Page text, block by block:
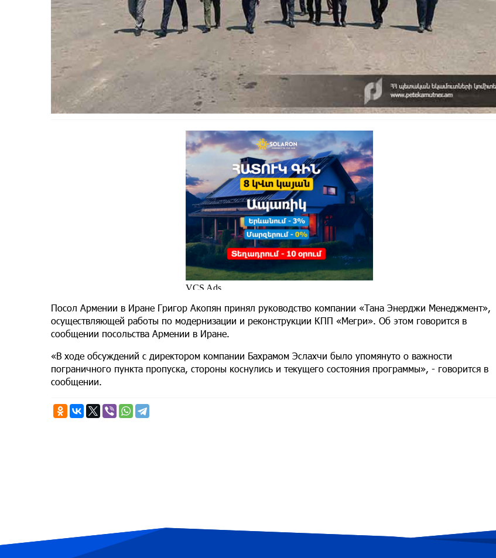
Посол Армении в Иране Григор Акопян принял руководство компании «Тана Энерджи Менеджмент»,
осуществляющей работы по модернизации и реконструкции КПП «Мегри». Об этом говорится в
сообщении посольства Армении в Иране.
«В ходе обсуждений с директором компании Бахрамом Эслахчи было упомянуто о важности
пограничного пункта пропуска, стороны коснулись и текущего состояния программы», - говорится в
сообщении.